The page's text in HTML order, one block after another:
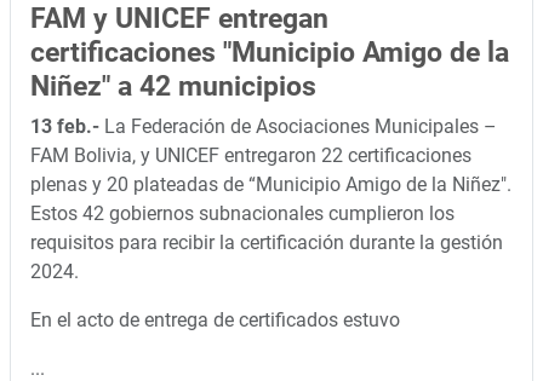
FAM y UNICEF entregan
certificaciones "Municipio Amigo de la
Niñez" a 42 municipios
13 feb.- La Federación de Asociaciones Municipales –
FAM Bolivia, y UNICEF entregaron 22 certificaciones
plenas y 20 plateadas de “Municipio Amigo de la Niñez".
Estos 42 gobiernos subnacionales cumplieron los
requisitos para recibir la certificación durante la gestión
2024.
En el acto de entrega de certificados estuvo
...